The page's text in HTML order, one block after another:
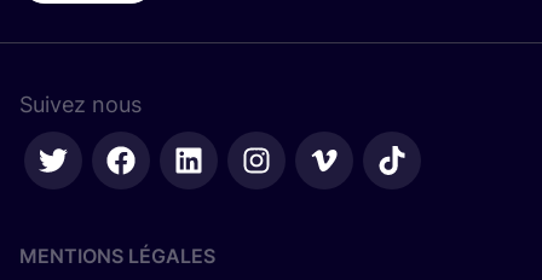
Suivez nous
MENTIONS LÉGALES